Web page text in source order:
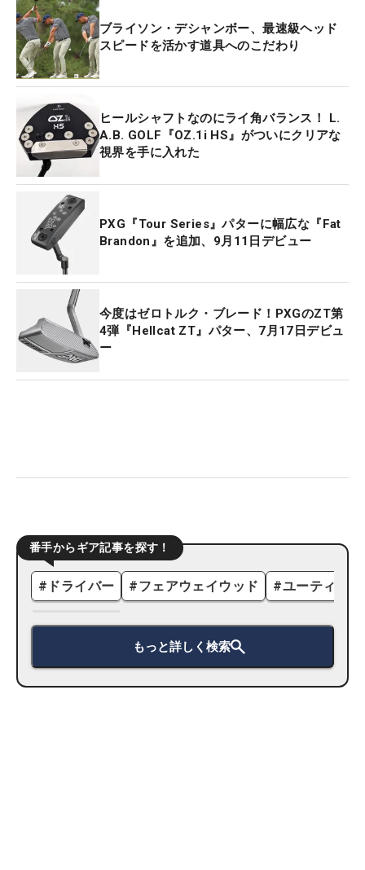
ブライソン・デシャンボー、最速級ヘッド
スピードを活かす道具へのこだわり
ヒールシャフトなのにライ角バランス！ L.
A.B. GOLF『OZ.1i HS』がついにクリアな
視界を手に入れた
PXG『Tour Series』パターに幅広な『Fat
Brandon』を追加、9月11日デビュー
今度はゼロトルク・ブレード！PXGのZT第
4弾『Hellcat ZT』パター、7月17日デビュ
ー
番手からギア記事を探す！
# ドライバー #フェアウェイウッド #ユーティリ
もっと詳しく検索